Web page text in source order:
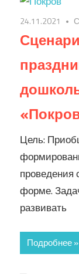
24.11.2021
Цель:
проведения
форме.
развивать
Подробнее »